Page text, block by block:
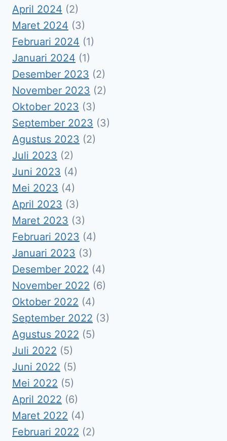
April 2024 (2)
Maret 2024 (3)
Februari 2024 (1)
Januari 2024 (1)
Desember 2023 (2)
November 2023 (2)
Oktober 2023 (3)
September 2023 (3)
Agustus 2023 (2)
Juli 2023 (2)
Juni 2023 (4)
Mei 2023 (4)
April 2023 (3)
Maret 2023 (3)
Februari 2023 (4)
Januari 2023 (3)
Desember 2022 (4)
November 2022 (6)
Oktober 2022 (4)
September 2022 (3)
Agustus 2022 (5)
Juli 2022 (5)
Juni 2022 (5)
Mei 2022 (5)
April 2022 (6)
Maret 2022 (4)
Februari 2022 (2)